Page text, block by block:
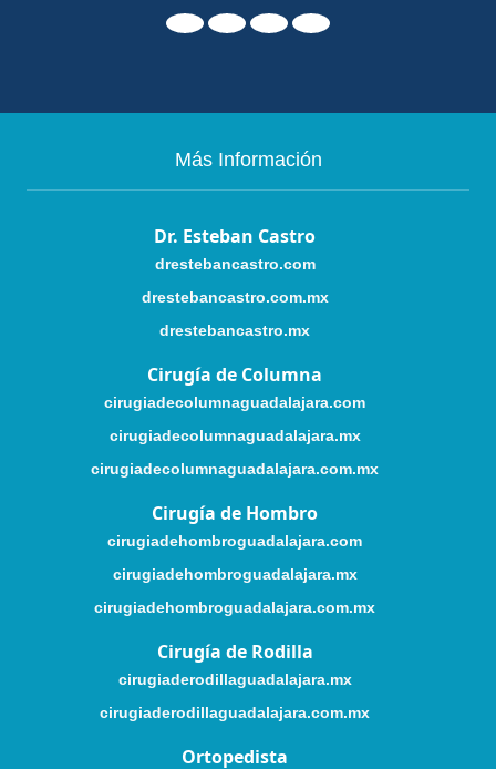
Más Información
Dr. Esteban Castro
drestebancastro.com
drestebancastro.com.mx
drestebancastro.mx
Cirugía de Columna
cirugiadecolumnaguadalajara.com
cirugiadecolumnaguadalajara.mx
cirugiadecolumnaguadalajara.com.mx
Cirugía de Hombro
cirugiadehombroguadalajara.com
cirugiadehombroguadalajara.mx
cirugiadehombroguadalajara.com.mx
Cirugía de Rodilla
cirugiaderodillaguadalajara.mx
cirugiaderodillaguadalajara.com.mx
Ortopedista